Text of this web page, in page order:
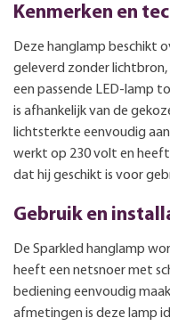
Kenmerken en
Deze hanglamp beschikt
geleverd zonder
een passende LED-lamp
is afhankelijk van de
lichtsterkte eenvoudig
werkt op 230 volt en
dat hij geschikt is voor
Gebruik en
De Sparkled hanglamp
heeft een netsnoer met
bediening eenvoudig
afmetingen is deze lamp